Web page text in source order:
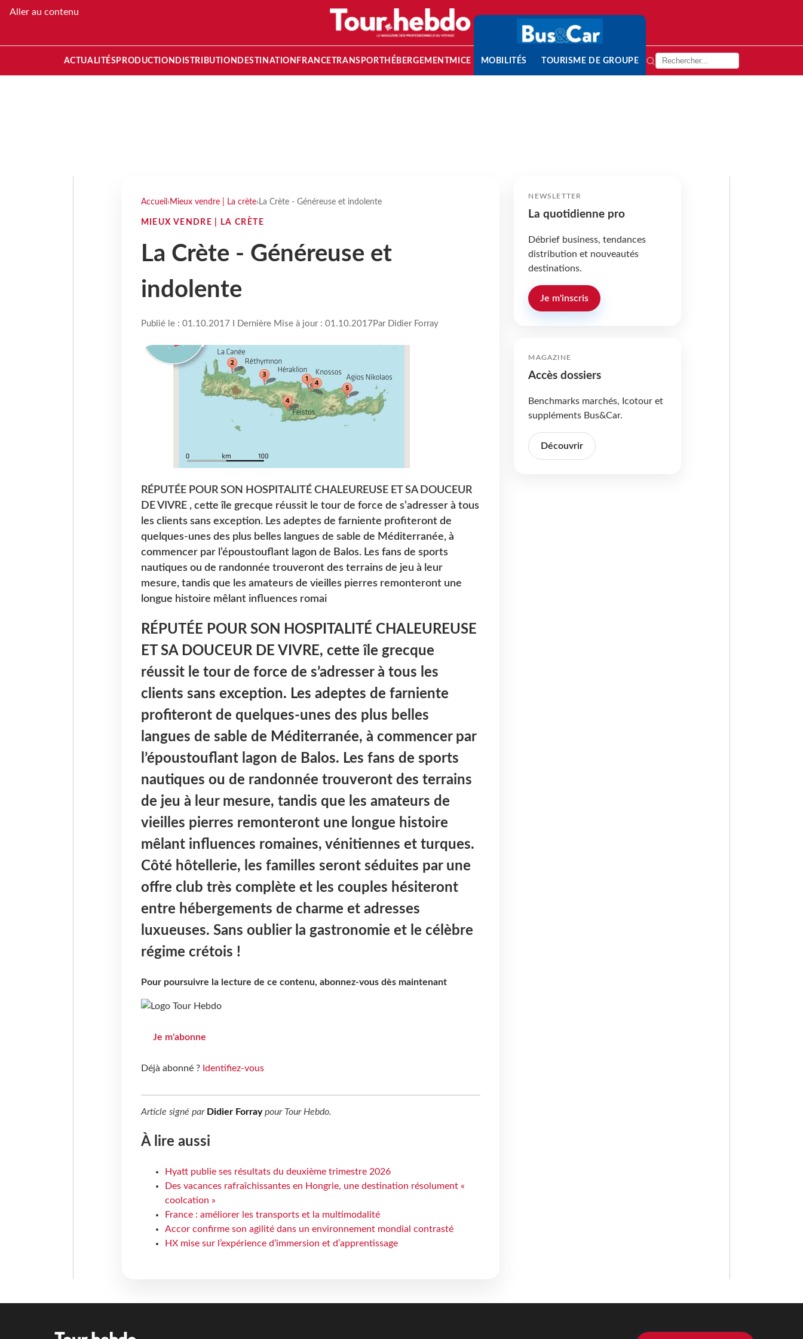
Aller au contenu
ACTUALITÉS PRODUCTION DISTRIBUTION DESTINATION FRANCETRANSPORT HÉBERGEMENTMICE MOBILITÉS TOURISME DE GROUPE
Accueil › Mieux vendre | La crète› La Crète - Généreuse et indolente
MIEUX VENDRE | LA CRÈTE
La Crète - Généreuse et
indolente
Publié le : 01.10.2017 I Dernière Mise à jour : 01.10.2017 Par Didier Forray
RÉPUTÉE POUR SON HOSPITALITÉ CHALEUREUSE ET SA DOUCEUR
DE VIVRE , cette île grecque réussit le tour de force de s’adresser à tous
les clients sans exception. Les adeptes de farniente profiteront de
quelques-unes des plus belles langues de sable de Méditerranée, à
commencer par l’époustouflant lagon de Balos. Les fans de sports
nautiques ou de randonnée trouveront des terrains de jeu à leur
mesure, tandis que les amateurs de vieilles pierres remonteront une
longue histoire mêlant influences romai
RÉPUTÉE POUR SON HOSPITALITÉ CHALEUREUSE
ET SA DOUCEUR DE VIVRE, cette île grecque
réussit le tour de force de s’adresser à tous les
clients sans exception. Les adeptes de farniente
profiteront de quelques-unes des plus belles
langues de sable de Méditerranée, à commencer par
l’époustouflant lagon de Balos. Les fans de sports
nautiques ou de randonnée trouveront des terrains
de jeu à leur mesure, tandis que les amateurs de
vieilles pierres remonteront une longue histoire
mêlant influences romaines, vénitiennes et turques.
Côté hôtellerie, les familles seront séduites par une
offre club très complète et les couples hésiteront
entre hébergements de charme et adresses
luxueuses. Sans oublier la gastronomie et le célèbre
régime crétois !
Pour poursuivre la lecture de ce contenu, abonnez-vous dès maintenant
Je m'abonne
Déjà abonné ? Identifiez-vous
Article signé par Didier Forraypour Tour Hebdo.
À lire aussi
Hyatt publie ses résultats du deuxième trimestre 2026
Des vacances rafraîchissantes en Hongrie, une destination résolument «
coolcation »
France : améliorer les transports et la multimodalité
Accor confirme son agilité dans un environnement mondial contrasté
HX mise sur l’expérience d’immersion et d’apprentissage
NEWSLETTER
La quotidienne pro
Débrief business, tendances
distribution et nouveautés
destinations.
Je m'inscris
MAGAZINE
Accès dossiers
Benchmarks marchés, Icotour et
suppléments Bus&Car.
Découvrir